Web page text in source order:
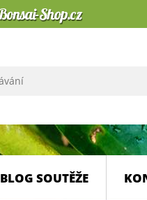
BLOG SOUTĚŽE